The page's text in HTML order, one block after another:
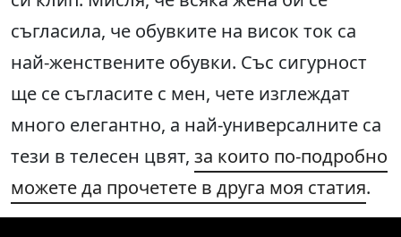
съгласила, че обувките на висок ток са
най-женствените обувки. Със сигурност
ще се съгласите с мен, чете изглеждат
много елегантно, а най-универсалните са
тези в телесен цвят, за които по-подробно
можете да прочетете в друга моя статия.